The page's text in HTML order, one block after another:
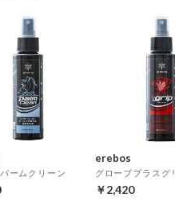
ームクリーン
erebos
グローブプラスグ
￥2,420